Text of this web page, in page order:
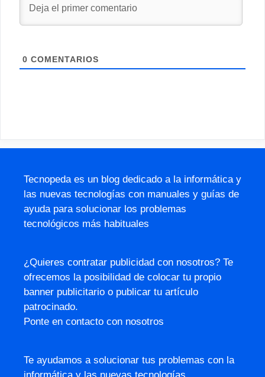
0 COMENTARIOS
Tecnopeda es un blog dedicado a la informática y
las nuevas tecnologías con manuales y guías de
ayuda para solucionar los problemas
tecnológicos más habituales
¿Quieres contratar publicidad con nosotros? Te
ofrecemos la posibilidad de colocar tu propio
banner publicitario o publicar tu artículo
patrocinado.
Ponte en contacto con nosotros
Te ayudamos a solucionar tus problemas con la
informática y las nuevas tecnologías.